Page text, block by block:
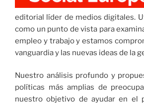
editorial líder de medios digitales.
como un punto de vista para
empleo y trabajo y estamos
vanguardia y las nuevas ideas de la
Nuestro análisis profundo y
políticas más amplias de
nuestro objetivo de ayudar en el